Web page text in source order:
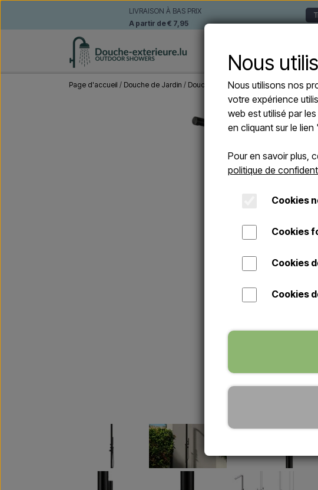
LIVRAISON À BAS PRIX
A partir de € 7,95
Page d'accueil Douche de Jardin Douches autoportantes Sined
Nous
Nous utilisons nos
votre expérience
web est utilisé par
en cliquant sur le
Pour en savoir plus,
politique de
Cookies
Cookies
Cookies
Cookies